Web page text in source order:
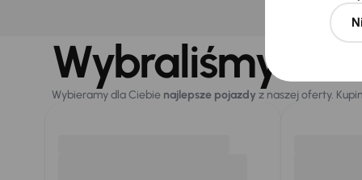
Wybraliśmy dla
Wybieramy dla Ciebie najlepsze pojazdy z naszej oferty.